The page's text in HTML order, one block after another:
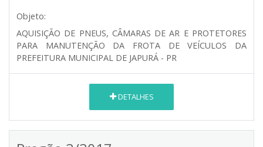
Objeto:
AQUISIÇÃO DE PNEUS, CÂMARAS DE AR E PROTETORES
PARA MANUTENÇÃO DA FROTA DE VEÍCULOS DA
PREFEITURA MUNICIPAL DE JAPURÁ - PR
DETALHES